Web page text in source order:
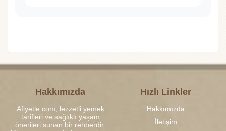
Hakkımızda
Afiyetle.com, lezzetli yemek
tarifleri ve sağlıklı yaşam
önerileri sunan bir rehberdir.
Hızlı Linkler
Hakkımızda
İletişim